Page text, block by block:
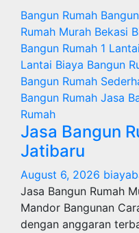
Bangun Rumah
Rumah Murah Bekasi
Bangun Rumah 1 Lantai
Lantai Biaya Bangun
Bangun Rumah
Bangun Rumah Jasa
Rumah
Jasa Bangun
Jatibaru
August 6, 2026
Jasa Bangun Rumah
Mandor Bangunan
dengan anggaran